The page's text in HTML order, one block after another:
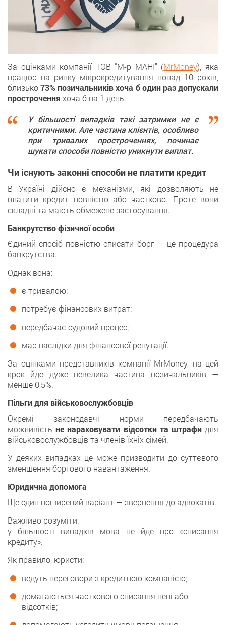
За оцінками компанії ТОВ “М-р МАНІ” (MrMoney), яка
працює на ринку мікрокредитування понад 10 років,
близько73% позичальників хоча б один раз допускали
прострочення хоча б на 1 день.
У більшості випадків такі затримки не є
критичними. Але частина клієнтів, особливо
при тривалих простроченнях, починає
шукати способи повністю уникнути виплат.
Чи існують законні способи не платити кредит
В Україні дійсно є механізми, які дозволяють не
платити кредит повністю або частково. Проте вони
складні та мають обмежене застосування.
Банкрутство фізичної особи
Єдиний спосіб повністю списати борг — це процедура
банкрутства.
Однак вона:
є тривалою;
потребує фінансових витрат;
передбачає судовий процес;
має наслідки для фінансової репутації.
За оцінками представників компанії MrMoney, на цей
крок йде дуже невелика частина позичальників —
менше 0,5%.
Пільги для військовослужбовців
Окремі законодавчі норми передбачають
можливістьне нараховувати відсотки та штрафидля
військовослужбовців та членів їхніх сімей.
У деяких випадках це може призводити до суттєвого
зменшення боргового навантаження.
Юридична допомога
Ще один поширений варіант — звернення до адвокатів.
Важливо розуміти:
у більшості випадків мова не йде про «списання
кредиту».
Як правило, юристи:
ведуть переговори з кредитною компанією;
домагаються часткового списання пені або
відсотків;